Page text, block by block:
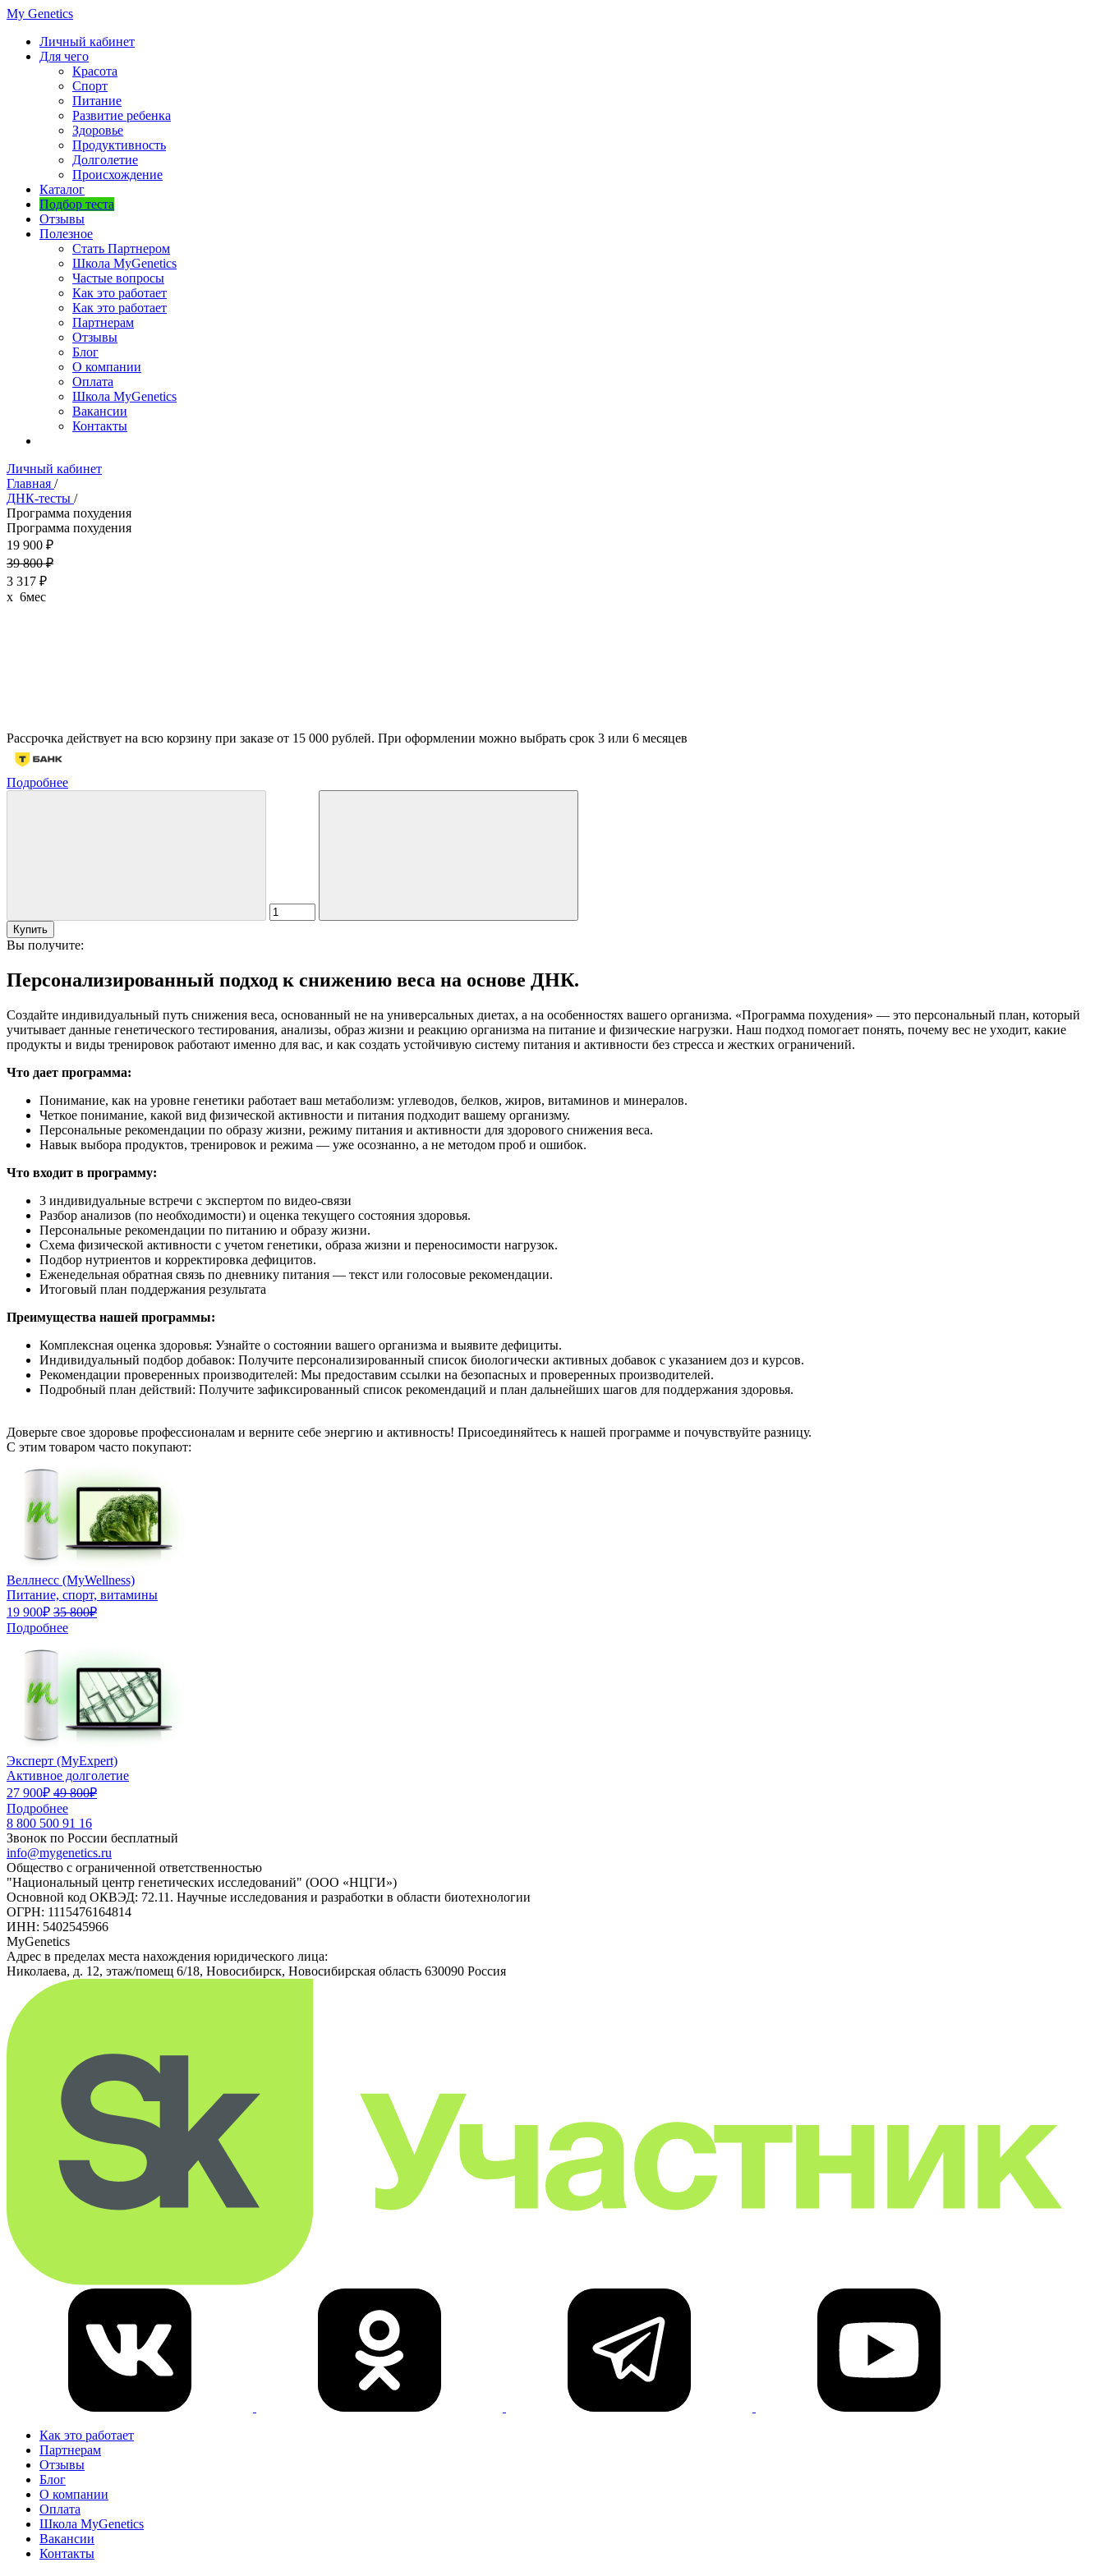
My Genetics
Личный кабинет
Для чего
Красота
Спорт
Питание
Развитие ребенка
Здоровье
Продуктивность
Долголетие
Происхождение
Каталог
Подбор теста
Отзывы
Полезное
Стать Партнером
Школа MyGenetics
Частые вопросы
Как это работает
Как это работает
Партнерам
Отзывы
Блог
О компании
Оплата
Школа MyGenetics
Вакансии
Контакты
Личный кабинет
Главная /
ДНК-тесты /
Программа похудения
Программа похудения
19 900 ₽
39 800 ₽
3 317 ₽
x 6мес
Рассрочка действует на всю корзину при заказе от 15 000 рублей. При оформлении можно выбрать срок 3 или 6 месяцев
Подробнее
Купить
Вы получите:
Персонализированный подход к снижению веса на основе ДНК.
Создайте индивидуальный путь снижения веса, основанный не на универсальных диетах, а на особенностях вашего организма. «Программа похудения» — это персональный план, который
учитывает данные генетического тестирования, анализы, образ жизни и реакцию организма на питание и физические нагрузки. Наш подход помогает понять, почему вес не уходит, какие
продукты и виды тренировок работают именно для вас, и как создать устойчивую систему питания и активности без стресса и жестких ограничений.
Что дает программа:
Понимание, как на уровне генетики работает ваш метаболизм: углеводов, белков, жиров, витаминов и минералов.
Четкое понимание, какой вид физической активности и питания подходит вашему организму.
Персональные рекомендации по образу жизни, режиму питания и активности для здорового снижения веса.
Навык выбора продуктов, тренировок и режима — уже осознанно, а не методом проб и ошибок.
Что входит в программу:
3 индивидуальные встречи с экспертом по видео-связи
Разбор анализов (по необходимости) и оценка текущего состояния здоровья.
Персональные рекомендации по питанию и образу жизни.
Схема физической активности с учетом генетики, образа жизни и переносимости нагрузок.
Подбор нутриентов и корректировка дефицитов.
Еженедельная обратная связь по дневнику питания — текст или голосовые рекомендации.
Итоговый план поддержания результата
Преимущества нашей программы:
Комплексная оценка здоровья: Узнайте о состоянии вашего организма и выявите дефициты.
Индивидуальный подбор добавок: Получите персонализированный список биологически активных добавок с указанием доз и курсов.
Рекомендации проверенных производителей: Мы предоставим ссылки на безопасных и проверенных производителей.
Подробный план действий: Получите зафиксированный список рекомендаций и план дальнейших шагов для поддержания здоровья.
Доверьте свое здоровье профессионалам и верните себе энергию и активность! Присоединяйтесь к нашей программе и почувствуйте разницу.
C этим товаром часто покупают:
Веллнесс (MyWellness)
Питание, спорт, витамины
19 900₽ 35 800₽
Подробнее
Эксперт (MyExpert)
Активное долголетие
27 900₽ 49 800₽
Подробнее
8 800 500 91 16
Звонок по России бесплатный
info@mygenetics.ru
Общество с ограниченной ответственностью
"Национальный центр генетических исследований" (ООО «НЦГИ»)
Основной код ОКВЭД: 72.11. Научные исследования и разработки в области биотехнологии
ОГРН: 1115476164814
ИНН: 5402545966
MyGenetics
Адрес в пределах места нахождения юридического лица:
Николаева, д. 12, этаж/помещ 6/18, Новосибирск, Новосибирская область 630090 Россия
Как это работает
Партнерам
Отзывы
Блог
О компании
Оплата
Школа MyGenetics
Вакансии
Контакты